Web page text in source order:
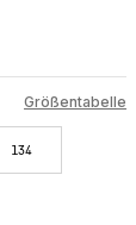
Größentabelle
134